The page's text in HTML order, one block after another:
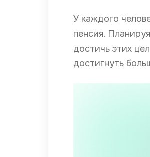
У каждого
пенсия.
достичь этих
достигнуть